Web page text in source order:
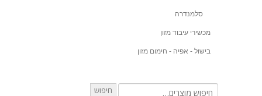
סלמנדרה
מכשירי עיבוד מזון
בישול - אפיה - חימום מזון
חיפוש